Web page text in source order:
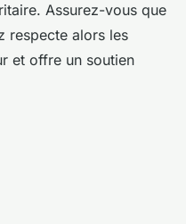
Assurez-vous que
respecte alors les
et offre un soutien